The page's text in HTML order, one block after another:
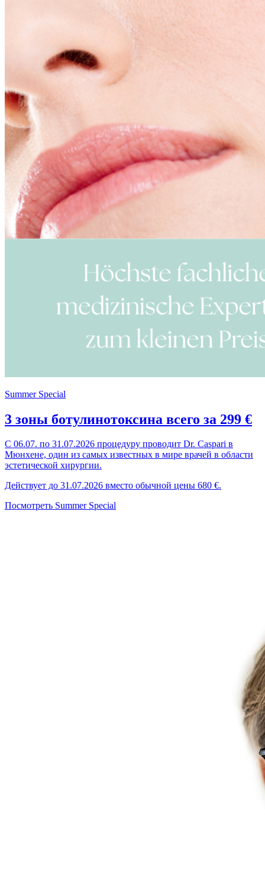
Summer Special
3 зоны ботулинотоксина всего за 299 €
С 06.07. по 31.07.2026 процедуру проводит Dr. Caspari в
Мюнхене, один из самых известных в мире врачей в области
эстетической хирургии.
Действует до 31.07.2026 вместо обычной цены 680 €.
Посмотреть Summer Special